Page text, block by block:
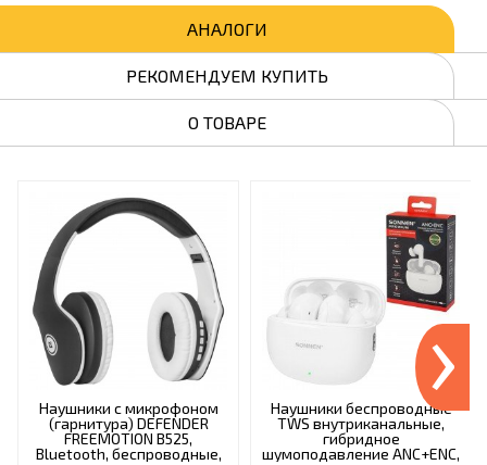
АНАЛОГИ
РЕКОМЕНДУЕМ КУПИТЬ
О ТОВАРЕ
Наушники с микрофоном
(гарнитура) DEFENDER
FREEMOTION B525,
Bluetooth, беспроводные,
Наушники беспроводные
TWS внутриканальные,
гибридное
шумоподавление ANC+ENC,
›